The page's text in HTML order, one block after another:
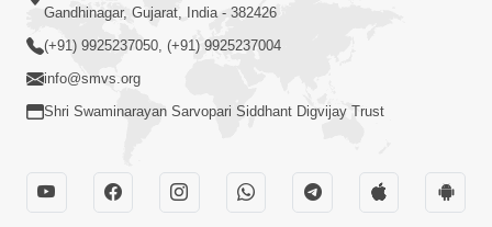
Gandhinagar, Gujarat, India - 382426
(+91) 9925237050, (+91) 9925237004
info@smvs.org
Shri Swaminarayan Sarvopari Siddhant Digvijay Trust